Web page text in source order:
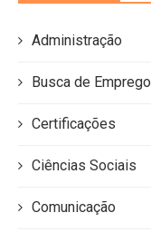
Administração
Busca de Emprego
Certificações
Ciências Sociais
Comunicação